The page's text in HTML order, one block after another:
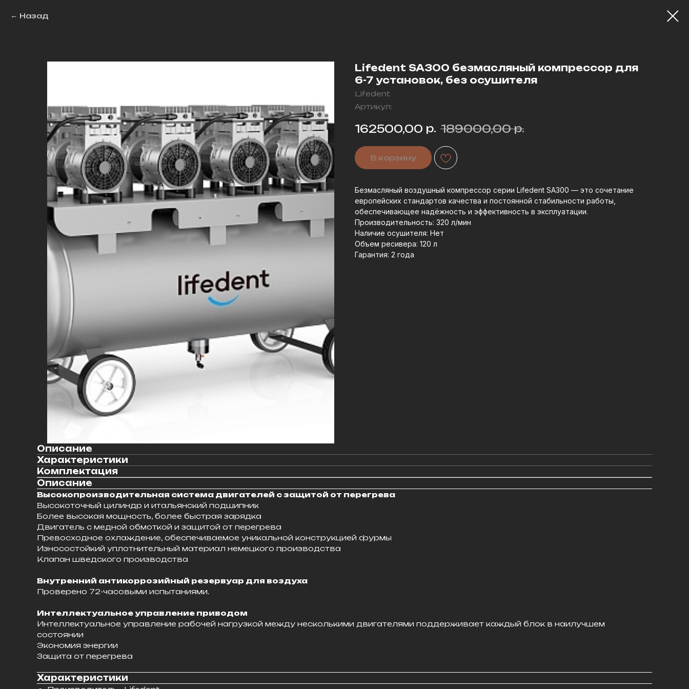
Назад
Lifedent SA300 безмасляный компрессор для
6-7 установок, без осушителя
Lifedent
Артикул:
162500,00 р. 189000,00 р.
В корзину
Безмасляный воздушный компрессор серии Lifedent SA300 — это сочетание
европейских стандартов качества и постоянной стабильности работы,
обеспечивающее надёжность и эффективность в эксплуатации.
Производительность: 320 л/мин
Наличие осушителя: Нет
Объем ресивера: 120 л
Гарантия: 2 года
Описание
Характеристики
Комплектация
Описание
Высокопроизводительная система двигателей с защитой от перегрева
Высокоточный цилиндр и итальянский подшипник
Более высокая мощность, более быстрая зарядка
Двигатель с медной обмоткой и защитой от перегрева
Превосходное охлаждение, обеспечиваемое уникальной конструкцией фурмы
Износостойкий уплотнительный материал немецкого производства
Клапан шведского производства
Внутренний антикоррозийный резервуар для воздуха
Проверено 72-часовыми испытаниями.
Интеллектуальное управление приводом
Интеллектуальное управление рабочей нагрузкой между несколькими двигателями поддерживает каждый блок в наилучшем
состоянии
Экономия энергии
Защита от перегрева
Характеристики